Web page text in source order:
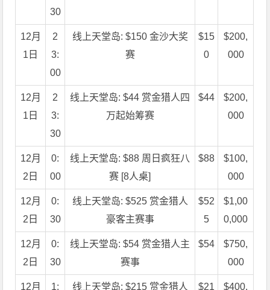
30
12月
1日
2
3:
00
线上天堂岛: $150 金沙大奖
赛
$15
0
$200,
000
12月
1日
2
3:
30
线上天堂岛: $44 赏金猎人四
万起始筹赛
$44
$200,
000
12月
2日
0:
00
线上天堂岛: $88 周日疯狂八
赛 [8人桌]
$88
$100,
000
12月
2日
0:
30
线上天堂岛: $525 赏金猎人
豪客主赛事
$52
5
$1,00
0,000
12月
2日
0:
30
线上天堂岛: $54 赏金猎人主
赛事
$54
$750,
000
12月 1: 线上天堂岛: $215 赏金猎人 $21 $400,